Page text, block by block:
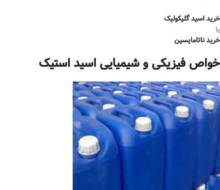
خرید اسید گلیکولیک
یا
خرید ناتامایسین
خواص فیزیکی و شیمیایی اسید استیک